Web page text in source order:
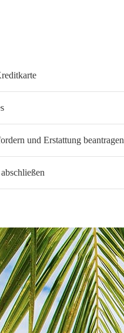
und Erstattung beantragen